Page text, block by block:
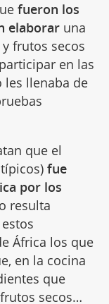
fueron los
elaboraruna
frutos secos
en las
les llenaba de
que el
fue
por los
resulta
África los que
en la cocina
que
secos…